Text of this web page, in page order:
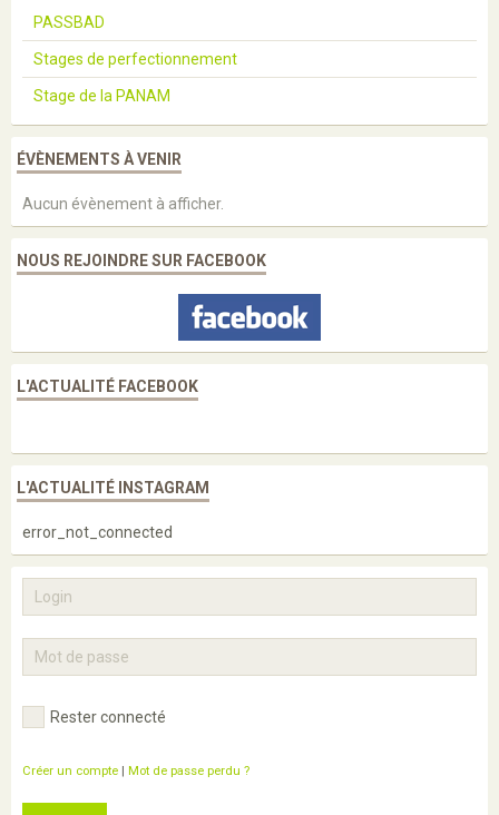
PASSBAD
Stages de perfectionnement
Stage de la PANAM
ÉVÈNEMENTS À VENIR
Aucun évènement à afficher.
NOUS REJOINDRE SUR FACEBOOK
L'ACTUALITÉ FACEBOOK
L'ACTUALITÉ INSTAGRAM
error_not_connected
Rester connecté
Créer un compte | Mot de passe perdu ?